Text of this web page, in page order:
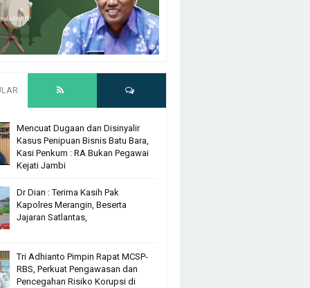
Mencuat Dugaan dan Disinyalir
Kasus Penipuan Bisnis Batu Bara,
Kasi Penkum : RA Bukan Pegawai
Kejati Jambi
Dr Dian : Terima Kasih Pak
Kapolres Merangin, Beserta
Jajaran Satlantas,
Tri Adhianto Pimpin Rapat MCSP-
RBS, Perkuat Pengawasan dan
Pencegahan Risiko Korupsi di